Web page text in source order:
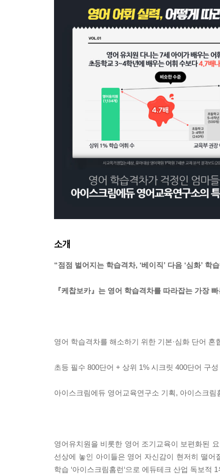
소개
“점점 벌어지는 학습격차, ‘베이직’ 다음 ‘심화’ 학
『케찹보카』는 영어 학습격차를 따라잡는 가장
영어 학습격차를 해소하기 위한 기본·심화 단어 혼
초등 필수 800단어 + 상위 1% 시크릿 400단어 구성
아이스크림에듀 영어교육연구소 기획, 아이스크
영어유치원을 비롯한 영어 조기교육이 보편화된
선상에 놓인 아이들은 영어 자신감이 현저히 떨어
학습 ‘아이스크림홈런‘으로 에듀테크 산업 독보